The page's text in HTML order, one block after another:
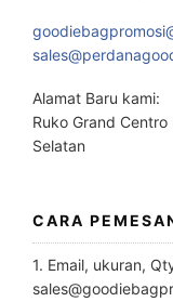
Alamat Baru kami:
Ruko Grand
Selatan
CARA
1. Email, ukuran,